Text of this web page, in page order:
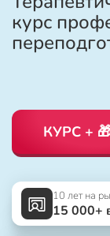
курс
КУРС +
10 лет на
15 000+